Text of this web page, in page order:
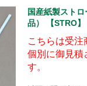
国産紙製スト
品） 【STRO】
こちらは受注
個別に御見積
す。